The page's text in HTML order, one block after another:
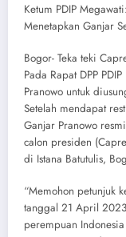
Ketum PDIP
Menetapkan Ganjar
Bogor- Teka teki
Pada Rapat DPP
Pranowo untuk
Setelah mendapat
Ganjar Pranowo
calon presiden
di Istana Batutulis,
“Memohon petunjuk
tanggal 21 April
perempuan